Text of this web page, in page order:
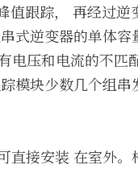
值跟踪， 再经过逆
式逆变器的单体容
电压和电流的不匹
模块少数几个组串
直接安装 在室外。